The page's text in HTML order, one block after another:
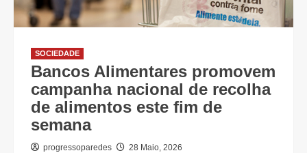
SOCIEDADE
Bancos Alimentares promovem
campanha nacional de recolha
de alimentos este fim de
semana
progressoparedes 28 Maio, 2026